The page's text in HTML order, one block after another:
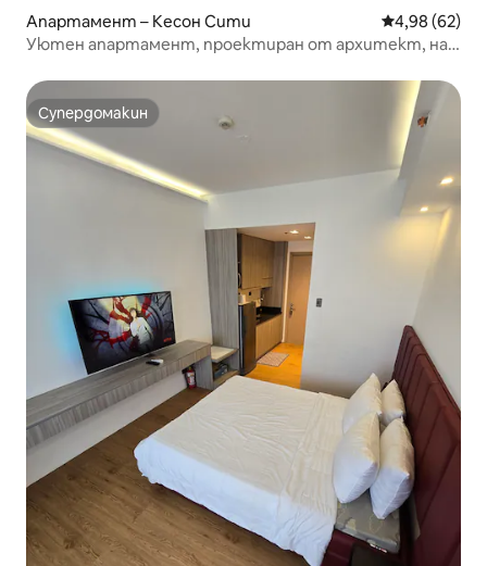
Апартамент – Кесон Сити Средна
4,98 (62)
Уютен апартамент, проектиран от архитект, на
Супердомакин
Супердомакин